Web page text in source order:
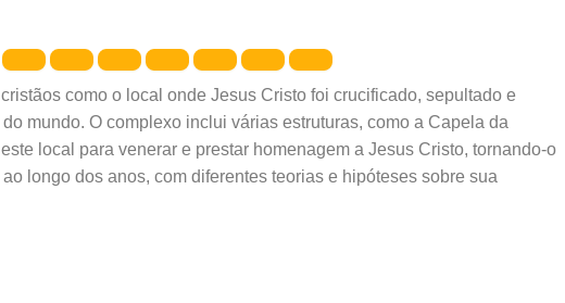
como o local onde Jesus Cristo foi crucificado, sepultado e
mundo. O complexo inclui várias estruturas, como a Capela da
local para venerar e prestar homenagem a Jesus Cristo, tornando-o
longo dos anos, com diferentes teorias e hipóteses sobre sua